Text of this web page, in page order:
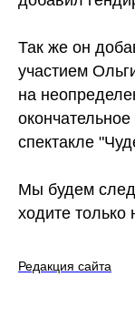
Так же он
участием
на
спектакле
Мы будем
ходите только
Редакция сайта